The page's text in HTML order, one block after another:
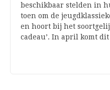
beschikbaar stelden in
toen om de
en hoort bij het
cadeau’. In april komt